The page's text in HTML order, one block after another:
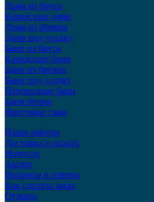
Дома из бруса
Каркасные дома
Дома из бревна
Дома под усадку
Бани из бруса
Каркасные бани
Бани из бревна
Бани под усадку
Перевозные бани
Бани-бочки
Винтовые сваи
Наши работы
Доставка и оплата
Новости
Акции
Вопросы и ответы
Как сделать заказ
Отзывы